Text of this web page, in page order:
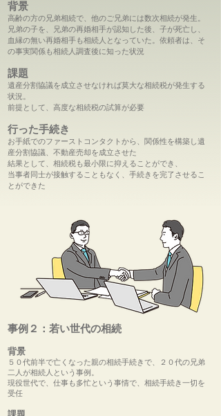
背景
高齢の方の兄弟相続で、他のご兄弟には数次相続が発生。
兄弟の子を、兄弟の再婚相手が認知した後、子が死亡し、
血縁の無い再婚相手も相続人となっていた。依頼者は、そ
の事実関係も相続人調査後に知った状況
課題
遺産分割協議を成立させなければ莫大な相続税が発生する
状況。
前提として、高度な相続税の試算が必要
行った手続き
お手紙でのファーストコンタクトから、関係性を構築し遺
産分割協議、不動産売却を成立させた
結果として、相続税も最小限に抑えることができ、
当事者同士が接触することもなく、手続きを完了させるこ
とができた
事例２：若い世代の相続
背景
５０代前半で亡くなった親の相続手続きで、２０代の兄弟
二人が相続人という事例。
現役世代で、仕事も多忙という事情で、相続手続き一切を
受任